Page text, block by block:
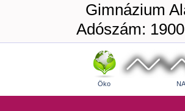
Gimnázium
Adószám:
Öko